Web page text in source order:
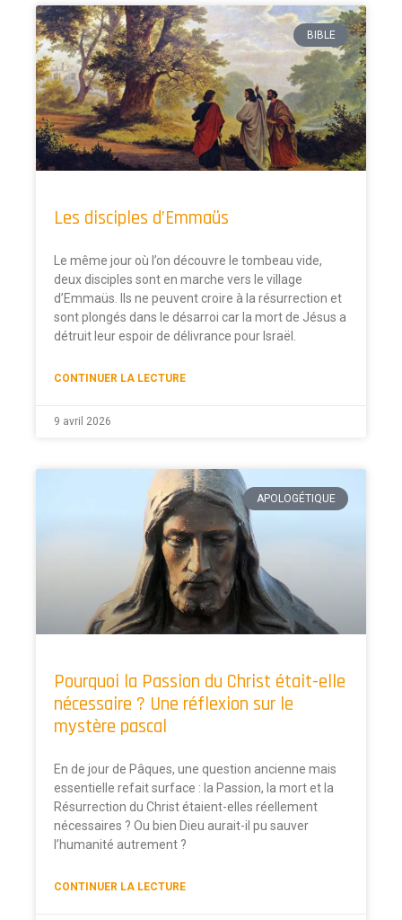
BIBLE
Les disciples d’Emmaüs
Le même jour où l’on découvre le tombeau vide,
deux disciples sont en marche vers le village
d’Emmaüs. Ils ne peuvent croire à la résurrection et
sont plongés dans le désarroi car la mort de Jésus a
détruit leur espoir de délivrance pour Israël.
CONTINUER LA LECTURE
9 avril 2026
APOLOGÉTIQUE
Pourquoi la Passion du Christ était-elle
nécessaire ? Une réflexion sur le
mystère pascal
En de jour de Pâques, une question ancienne mais
essentielle refait surface : la Passion, la mort et la
Résurrection du Christ étaient-elles réellement
nécessaires ? Ou bien Dieu aurait-il pu sauver
l’humanité autrement ?
CONTINUER LA LECTURE